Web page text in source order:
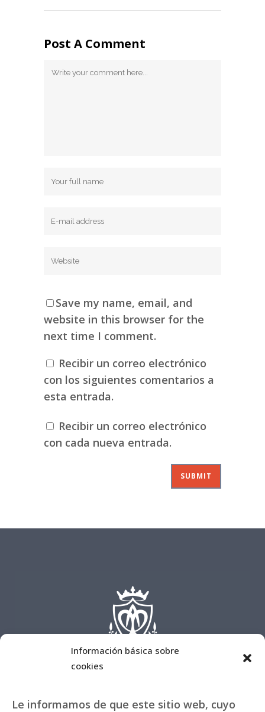
Información básica sobre
cookies
Le informamos de que este sitio web, cuyo
Post A Comment
Save my name, email, and
website in this browser for the
next time I comment.
Recibir un correo electrónico
con los siguientes comentarios a
esta entrada.
Recibir un correo electrónico
con cada nueva entrada.